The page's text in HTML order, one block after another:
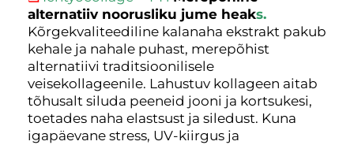
alternatiiv noorusliku jume heaks.
Kõrgekvaliteediline kalanaha ekstrakt pakub
kehale ja nahale puhast, merepõhist
alternatiivi traditsioonilisele
veisekollageenile. Lahustuv kollageen aitab
tõhusalt siluda peeneid jooni ja kortsukesi,
toetades naha elastsust ja siledust. Kuna
igapäevane stress, UV-kiirgus ja